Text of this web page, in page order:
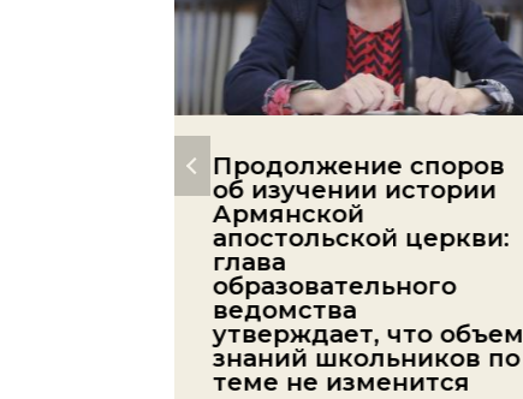
Продолжение споров
об изучении истории
Армянской
апостольской церкви:
глава
образовательного
ведомства
утверждает, что объем
знаний школьников по
теме не изменится